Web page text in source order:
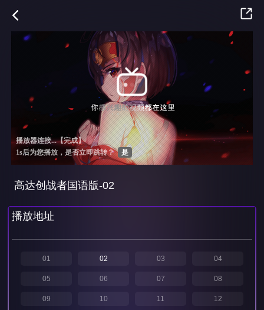
高达创战者国语版-02
播放地址
01 02 03 04
05 06 07 08
09 10 11 12